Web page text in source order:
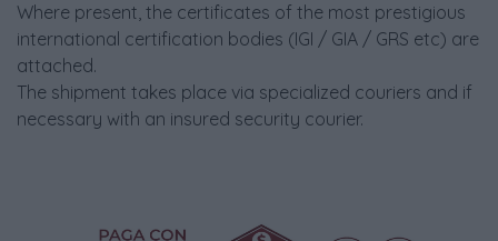
Where present, the certificates of the most prestigious
international certification bodies (IGI / GIA / GRS etc) are
attached.
The shipment takes place via specialized couriers and if
necessary with an insured security courier.